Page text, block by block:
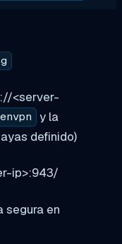
<server-
y la
definido)
ip>:943/
segura en